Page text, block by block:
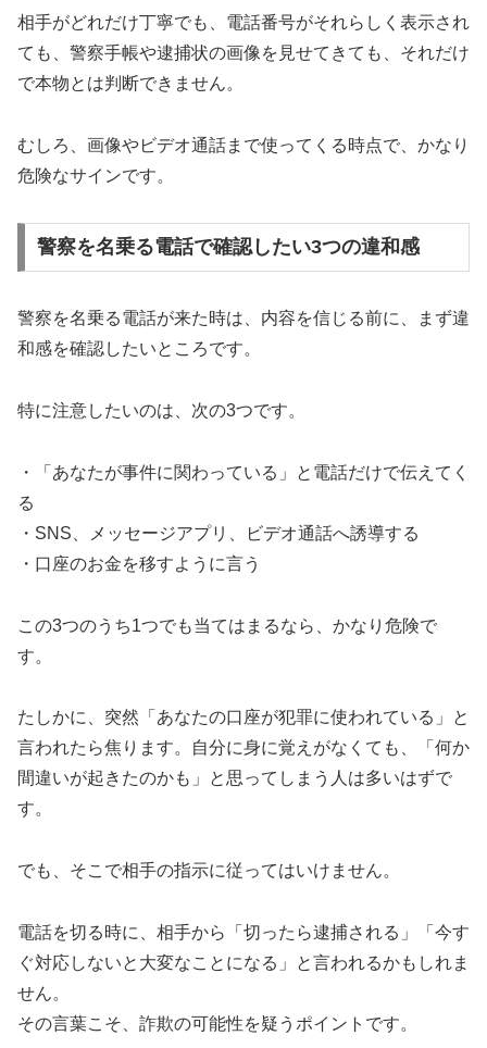
相手がどれだけ丁寧でも、電話番号がそれらしく表示され
ても、警察手帳や逮捕状の画像を見せてきても、それだけ
で本物とは判断できません。
むしろ、画像やビデオ通話まで使ってくる時点で、かなり
危険なサインです。
警察を名乗る電話で確認したい3つの違和感
警察を名乗る電話が来た時は、内容を信じる前に、まず違
和感を確認したいところです。
特に注意したいのは、次の3つです。
・「あなたが事件に関わっている」と電話だけで伝えてく
る
・SNS、メッセージアプリ、ビデオ通話へ誘導する
・口座のお金を移すように言う
この3つのうち1つでも当てはまるなら、かなり危険で
す。
たしかに、突然「あなたの口座が犯罪に使われている」と
言われたら焦ります。自分に身に覚えがなくても、「何か
間違いが起きたのかも」と思ってしまう人は多いはずで
す。
でも、そこで相手の指示に従ってはいけません。
電話を切る時に、相手から「切ったら逮捕される」「今す
ぐ対応しないと大変なことになる」と言われるかもしれま
せん。
その言葉こそ、詐欺の可能性を疑うポイントです。